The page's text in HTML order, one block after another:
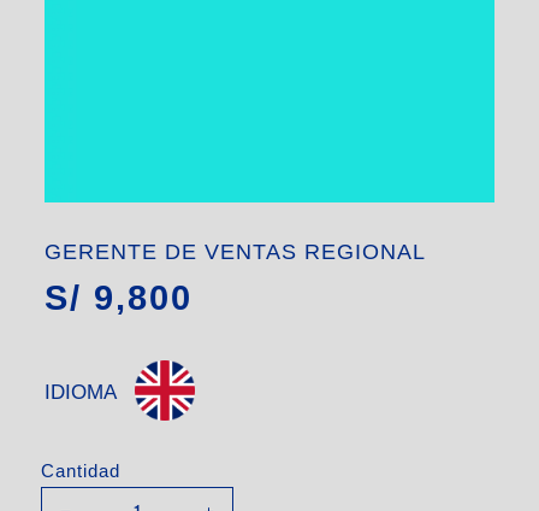
GERENTE DE VENTAS REGIONAL
S/ 9,800
IDIOMA
Cantidad